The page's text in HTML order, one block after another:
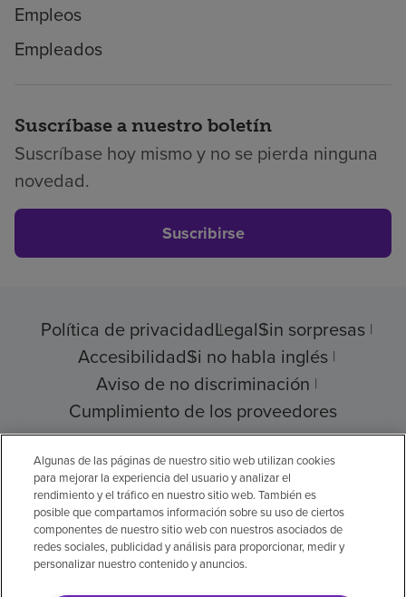
Empleos
Empleados
Suscríbase a nuestro boletín
Suscríbase hoy mismo y no se pierda ninguna
novedad.
Suscribirse
Política de privacidadLegalSin sorpresas
AccesibilidadSi no habla inglés
Aviso de no discriminación
Cumplimiento de los proveedores
© 2026 Encompass Health Corporation
Preferencias de cookies
Algunas de las páginas de nuestro sitio web utilizan cookies
para mejorar la experiencia del usuario y analizar el
rendimiento y el tráfico en nuestro sitio web. También es
posible que compartamos información sobre su uso de ciertos
componentes de nuestro sitio web con nuestros asociados de
redes sociales, publicidad y análisis para proporcionar, medir y
personalizar nuestro contenido y anuncios.